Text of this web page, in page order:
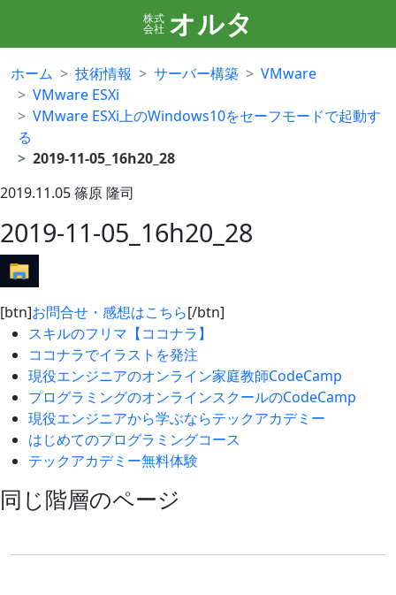
株式
会社 オルタ
ホーム 技術情報 サーバー構築
VMware
VMware ESXi
VMware ESXi上のWindows10をセーフモードで起動す
る
2019-11-05_16h20_28
2019.11.05篠原 隆司
2019-11-05_16h20_28
[btn]お問合せ・感想はこちら[/btn]
スキルのフリマ【ココナラ】
ココナラでイラストを発注
現役エンジニアのオンライン家庭教師CodeCamp
プログラミングのオンラインスクールのCodeCamp
現役エンジニアから学ぶならテックアカデミー
はじめてのプログラミングコース
テックアカデミー無料体験
同じ階層のページ